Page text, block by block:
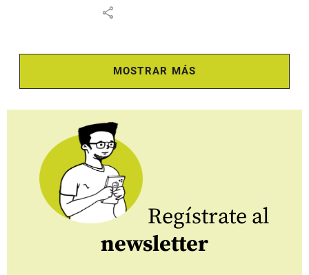
share
MOSTRAR MÁS
Regístrate al
newsletter